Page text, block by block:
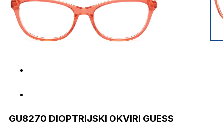
GU8270 DIOPTRIJSKI OKVIRI GUESS